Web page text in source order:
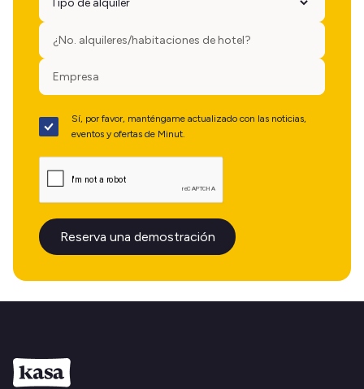
Sí, por favor, manténgame actualizado con las noticias,
eventos y ofertas de Minut.